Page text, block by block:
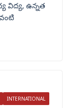
విద్య, ఉన్నత
INTERNATIONAL